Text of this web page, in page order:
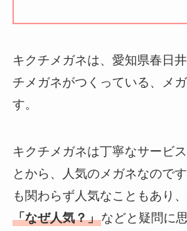
理
口
人
ア
パ
キクチメガネは、愛知県春日
チメガネがつくっている、メ
す。
キクチメガネは丁寧なサービ
とから、人気のメガネなので
も関わらず人気なこともあり、
「なぜ人気？」などと疑問に